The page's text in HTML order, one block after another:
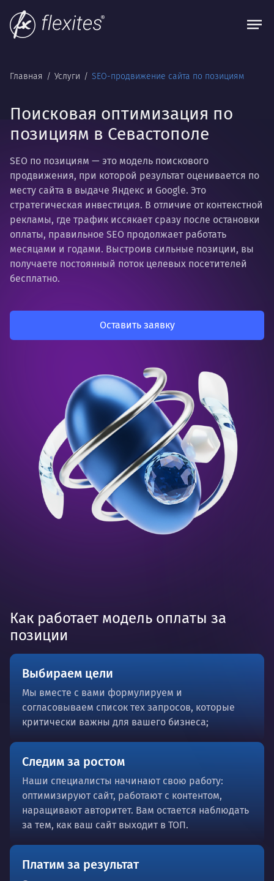
Главная Услуги SEO-продвижение сайта по позициям
Поисковая оптимизация по
позициям в Севастополе
SEO по позициям — это модель поискового
продвижения, при которой результат оценивается по
месту сайта в выдаче Яндекс и Google. Это
стратегическая инвестиция. В отличие от контекстной
рекламы, где трафик иссякает сразу после остановки
оплаты, правильное SEO продолжает работать
месяцами и годами. Выстроив сильные позиции, вы
получаете постоянный поток целевых посетителей
бесплатно.
Оставить заявку
Как работает модель оплаты за
позиции
Выбираем цели
Мы вместе с вами формулируем и
согласовываем список тех запросов, которые
критически важны для вашего бизнеса;
Следим за ростом
Наши специалисты начинают свою работу:
оптимизируют сайт, работают с контентом,
наращивают авторитет. Вам остается наблюдать
за тем, как ваш сайт выходит в ТОП.
Платим за результат